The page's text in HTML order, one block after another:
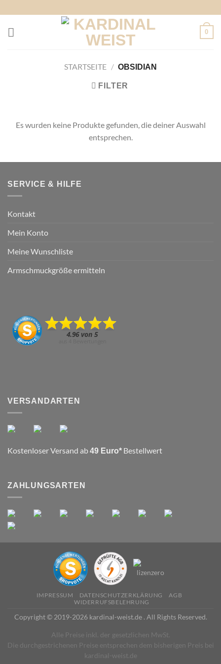
Inhalt
springen
0
STARTSEITE / OBSIDIAN
FILTER
Es wurden keine Produkte gefunden, die deiner Auswahl
entsprechen.
SERVICE & HILFE
Kontakt
Mein Konto
Meine Wunschliste
Armschmuckgröße ermitteln
VERSANDARTEN
Kostenloser Versand ab49 Euro* Bestellwert
ZAHLUNGSARTEN
IMPRESSUM DATENSCHUTZERKLÄRUNG
AGB
WIDERRUFSBELEHRUNG
Copyright © 2019-2026 kardinal-weist.de . All Rights Reserved.
Alle Preise inkl. der gesetzlichen MwSt.
Die durchgestrichenen Preise entsprechen dem bisherigen Preis bei
kardinal-weist.de